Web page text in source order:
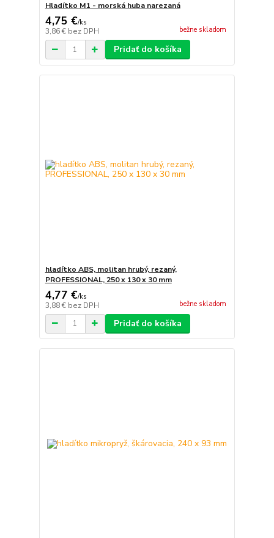
Hladítko M1 - morská huba narezaná
4,75 €/ks
3,86 € bez DPH bežne skladom
Pridať do košíka
hladítko ABS, molitan hrubý, rezaný,
PROFESSIONAL, 250 x 130 x 30 mm
4,77 €/ks
3,88 € bez DPH bežne skladom
Pridať do košíka